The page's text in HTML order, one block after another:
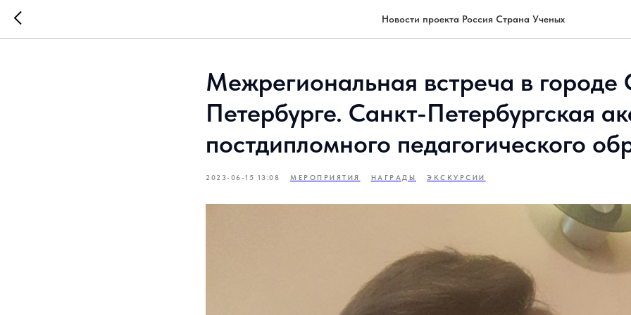
Новости проекта Россия Страна Ученых
Межрегиональная встреча в городе
Петербурге. Санкт-Петербургская
постдипломного педагогического
2023-06-15 13:08 МЕРОПРИЯТИЯ НАГРАДЫ ЭКСКУРСИИ